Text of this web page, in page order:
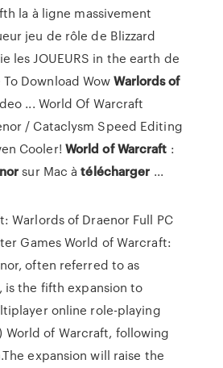
la à ligne massivement
jeu de rôle de Blizzard
les JOUEURS in the earth de
To Download WowWarlordsof
... World Of Warcraft
/ Cataclysm Speed Editing
Cooler! World of Warcraft :
sur Mac àtélécharger ...
Warlords of Draenor Full PC
Games World of Warcraft:
often referred to as
is the fifth expansion to
online role-playing
World of Warcraft, following
expansion will raise the